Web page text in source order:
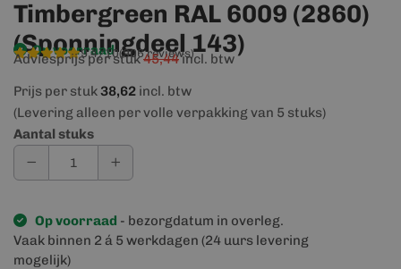
Timbergreen RAL 6009 (2860)
(Sponningdeel 143)
Op voorraad
9,4/10(906 reviews)
Adviesprijs per stuk45,44incl. btw
Prijs per stuk38,62 incl. btw
(Levering alleen per volle verpakking van 5 stuks)
Aantal stuks
Op voorraad - bezorgdatum in overleg.
Vaak binnen 2 á 5 werkdagen (24 uurs levering
mogelijk)